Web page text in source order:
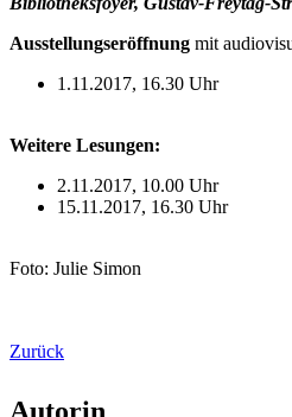
Ausstellungseröffnung mit
1.11.2017, 16.30 Uhr
Weitere Lesungen:
2.11.2017, 10.00 Uhr
15.11.2017, 16.30 Uhr
Foto: Julie Simon
Zurück
Autorin